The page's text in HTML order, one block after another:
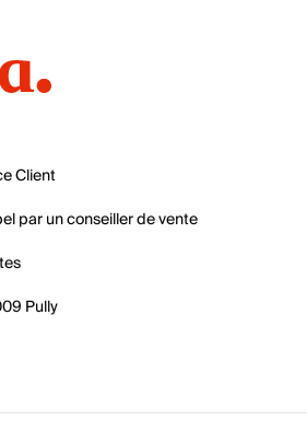
Client
par un conseiller de vente
Pully